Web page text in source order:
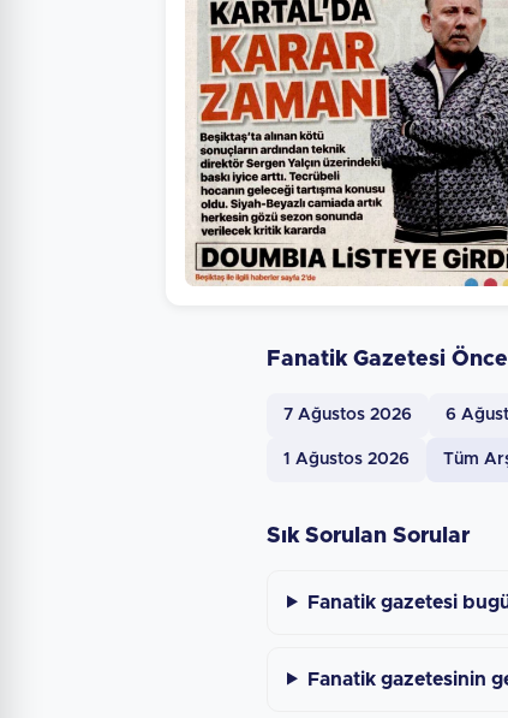
Fanatik Gazetesi
7 Ağustos 2026 6
1 Ağustos 2026 Tüm
Sık Sorulan Sorular
Fanatik gazetesi
Fanatik gazetesinin